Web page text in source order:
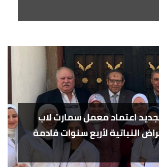
اعتماد معمل سمارت لاب
النباتية لأربع سنوات قادمة